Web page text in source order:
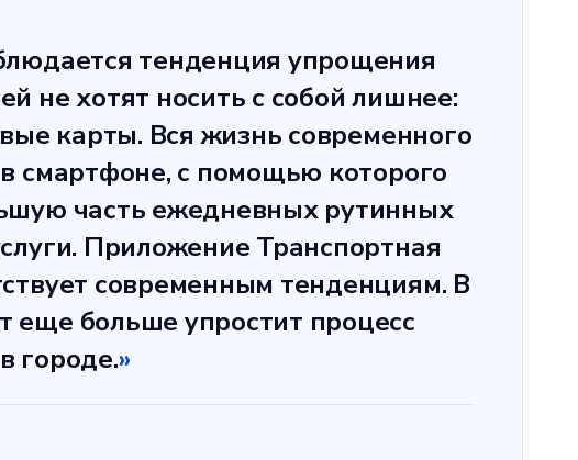
тенденция упрощения
не хотят носить с собой лишнее:
карты. Вся жизнь современного
смартфоне, с помощью которого
часть ежедневных рутинных
Приложение Транспортная
современным тенденциям. В
больше упростит процесс
городе.»